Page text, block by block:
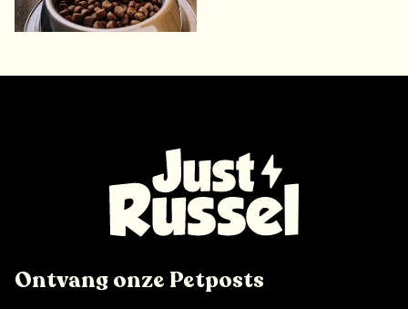
Ontvang onze Petposts